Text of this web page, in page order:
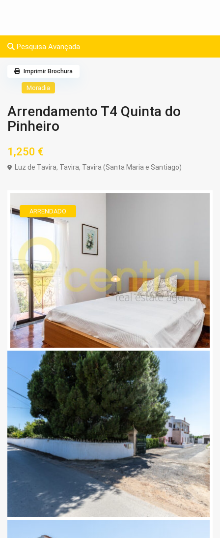
Pesquisa Avançada
Moradia
Arrendamento T4 Quinta do
Pinheiro
1,250 €
Luz de Tavira, Tavira, Tavira (Santa Maria e Santiago)
Imprimir Brochura
ARRENDADO